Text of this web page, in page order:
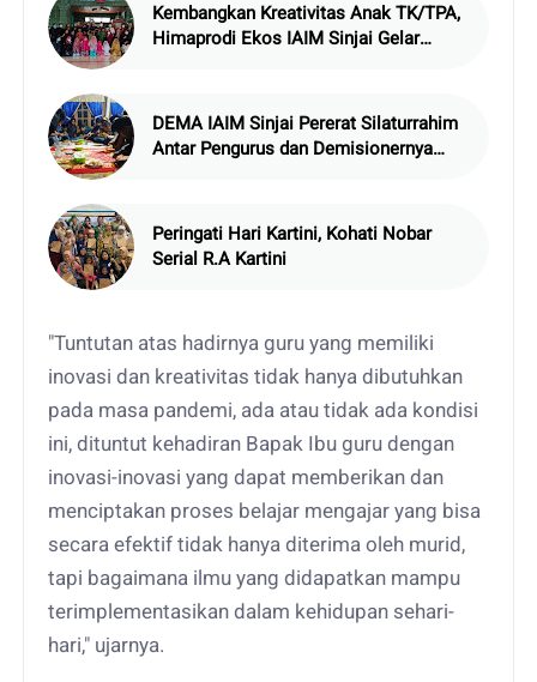
Kembangkan Kreativitas Anak TK/TPA,
Himaprodi Ekos IAIM Sinjai Gelar
DEMA IAIM Sinjai Pererat Silaturrahim
Antar Pengurus dan Demisionernya
Peringati Hari Kartini, Kohati Nobar
Serial R.A Kartini
"Tuntutan atas hadirnya guru yang memiliki
inovasi dan kreativitas tidak hanya dibutuhkan
pada masa pandemi, ada atau tidak ada kondisi
ini, dituntut kehadiran Bapak Ibu guru dengan
inovasi-inovasi yang dapat memberikan dan
menciptakan proses belajar mengajar yang bisa
secara efektif tidak hanya diterima oleh murid,
tapi bagaimana ilmu yang didapatkan mampu
terimplementasikan dalam kehidupan sehari-
hari," ujarnya.